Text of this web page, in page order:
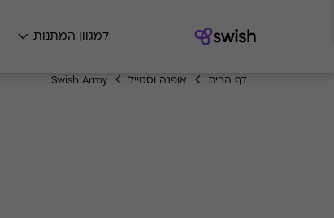
למגוון המתנות
דף הבית אופנה וסטייל Swish Army